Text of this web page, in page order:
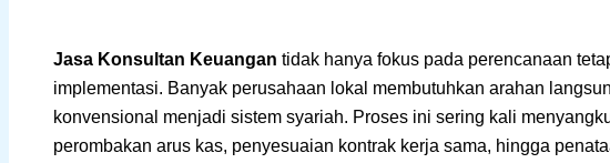
Jasa Konsultan Keuangan tidak hanya fokus pada perencanaan
implementasi. Banyak perusahaan lokal membutuhkan arahan
konvensional menjadi sistem syariah. Proses ini sering kali
perombakan arus kas, penyesuaian kontrak kerja sama, hingga